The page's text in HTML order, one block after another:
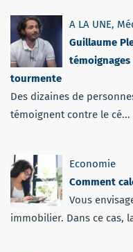
A LA UNE,
Guillaume
tourmente
Des dizaines de
témoignent contre le cé...
Economie
Comment
Vous
immobilier. Dans ce cas,